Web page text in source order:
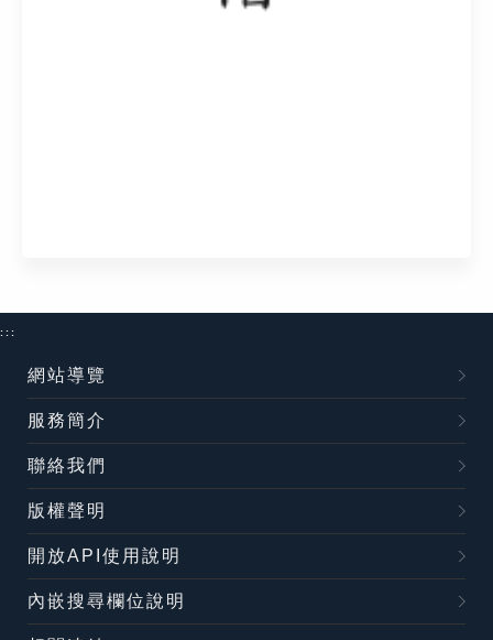
:::
網站導覽
服務簡介
聯絡我們
版權聲明
開放API使用說明
內嵌搜尋欄位說明